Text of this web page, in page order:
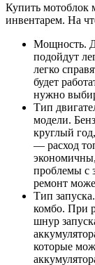
Купить мотоблок
инвентарем. На
Мощность.
подойдут
легко
будет
нужно
Тип
модели.
круглый
— расход
проблемы с
ремонт
Тип
комбо. При
шнур
которые